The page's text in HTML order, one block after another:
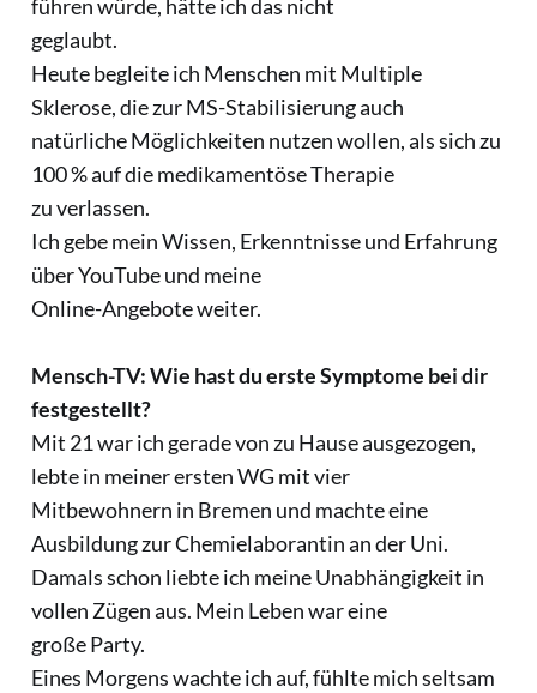
führen würde, hätte ich das nicht
geglaubt.
Heute begleite ich Menschen mit Multiple
Sklerose, die zur MS-Stabilisierung auch
natürliche Möglichkeiten nutzen wollen, als sich zu
100 % auf die medikamentöse Therapie
zu verlassen.
Ich gebe mein Wissen, Erkenntnisse und Erfahrung
über YouTube und meine
Online-Angebote weiter.
Mensch-TV: Wie hast du erste Symptome bei dir
festgestellt?
Mit 21 war ich gerade von zu Hause ausgezogen,
lebte in meiner ersten WG mit vier
Mitbewohnern in Bremen und machte eine
Ausbildung zur Chemielaborantin an der Uni.
Damals schon liebte ich meine Unabhängigkeit in
vollen Zügen aus. Mein Leben war eine
große Party.
Eines Morgens wachte ich auf, fühlte mich seltsam